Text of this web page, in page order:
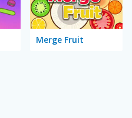
Merge Fruit